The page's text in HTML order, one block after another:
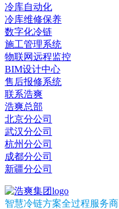
冷库自动化
冷库维修保养
数字化冷链
施工管理系统
物联网远程监控
BIM设计中心
售后报修系统
联系浩爽
浩爽总部
北京分公司
武汉分公司
杭州分公司
成都分公司
新疆分公司
智慧冷链方案全过程服务商